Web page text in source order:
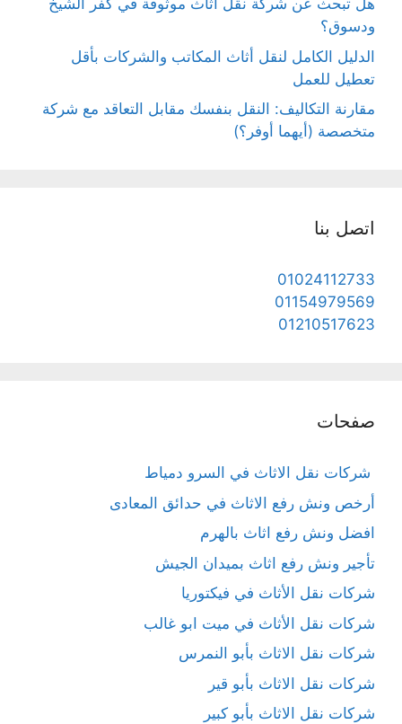
هل تبحث عن شركة نقل اثاث موثوقة في كفر الشيخ
ودسوق؟
الدليل الكامل لنقل أثاث المكاتب والشركات بأقل
تعطيل للعمل
مقارنة التكاليف: النقل بنفسك مقابل التعاقد مع شركة
متخصصة (أيهما أوفر؟)
اتصل بنا
01024112733
01154979569
01210517623
صفحات
شركات نقل الاثاث في السرو دمياط
أرخص ونش رفع الاثاث في حدائق المعادى
افضل ونش رفع اثاث بالهرم
تأجير ونش رفع اثاث بميدان الجيش
شركات نقل الأثاث في فيكتوريا
شركات نقل الأثاث في ميت ابو غالب
شركات نقل الاثاث بأبو النمرس
شركات نقل الاثاث بأبو قير
شركات نقل الاثاث بأبو كبير